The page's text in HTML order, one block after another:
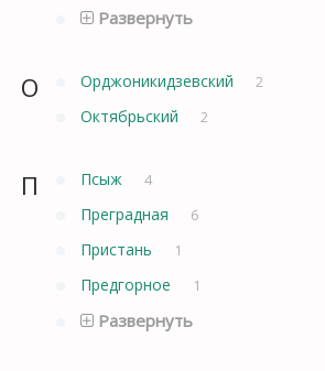
Развернуть
О Орджоникидзевский 2
Октябрьский 2
П Псыж 4
Преградная 6
Пристань 1
Предгорное 1
Развернуть